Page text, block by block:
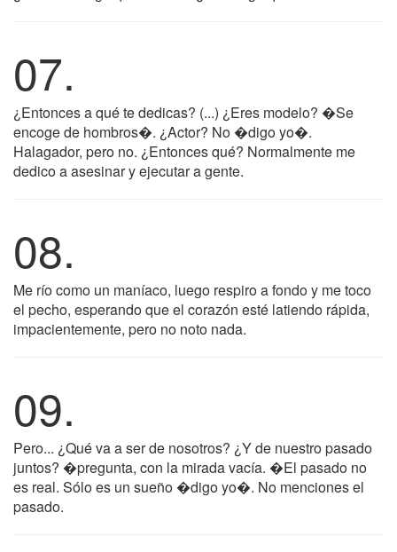
07.
¿Entonces a qué te dedicas? (...) ¿Eres modelo? �Se
encoge de hombros�. ¿Actor? No �digo yo�.
Halagador, pero no. ¿Entonces qué? Normalmente me
dedico a asesinar y ejecutar a gente.
08.
Me río como un maníaco, luego respiro a fondo y me toco
el pecho, esperando que el corazón esté latiendo rápida,
impacientemente, pero no noto nada.
09.
Pero... ¿Qué va a ser de nosotros? ¿Y de nuestro pasado
juntos? �pregunta, con la mirada vacía. �El pasado no
es real. Sólo es un sueño �digo yo�. No menciones el
pasado.